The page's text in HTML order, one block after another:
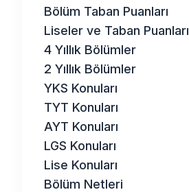
Bölüm Taban Puanları
Liseler ve Taban Puanları
4 Yıllık Bölümler
2 Yıllık Bölümler
YKS Konuları
TYT Konuları
AYT Konuları
LGS Konuları
Lise Konuları
Bölüm Netleri